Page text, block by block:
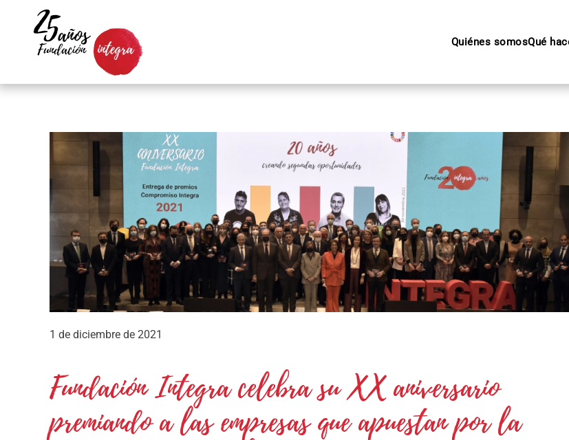
Skip to main content
Quiénes somosQué
1 de diciembre de 2021
Fundación Integra celebra su XX aniversario
premiando a las empresas que apuestan por la